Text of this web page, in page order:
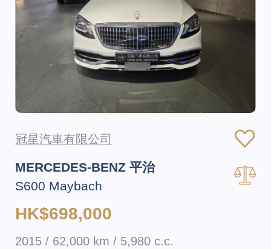
冠星汽車有限公司
MERCEDES-BENZ 平治
S600 Maybach
HK$698,000
2015 / 62,000 km / 5,980 c.c.